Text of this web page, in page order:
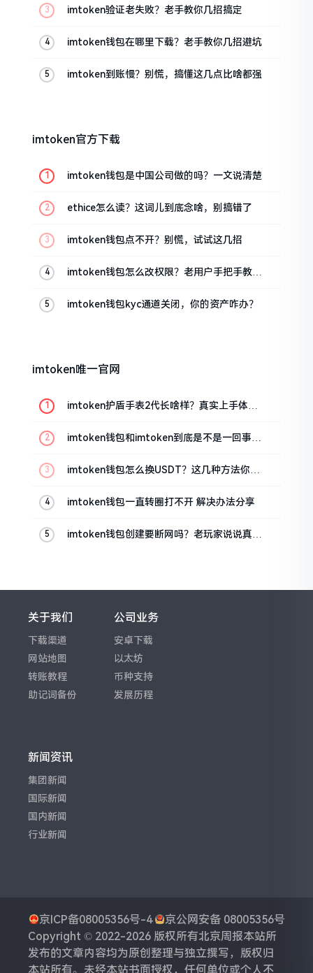
imtoken验证老失败？老手教你几招搞定
imtoken钱包在哪里下载？老手教你几招避坑
imtoken到账慢？别慌，搞懂这几点比啥都强
imtoken官方下载
imtoken钱包是中国公司做的吗？一文说清楚
ethice怎么读？这词儿到底念啥，别搞错了
imtoken钱包点不开？别慌，试试这几招
imtoken钱包怎么改权限？老用户手把手教你
imtoken钱包kyc通道关闭，你的资产咋办？
imtoken唯一官网
imtoken护盾手表2代长啥样？真实上手体验
imtoken钱包和imtoken到底是不是一回事？
imtoken钱包怎么换USDT？这几种方法你得
imtoken钱包一直转圈打不开 解决办法分享
imtoken钱包创建要断网吗？老玩家说说真实
关于我们
下载渠道
网站地图
转账教程
助记词备份
公司业务
安卓下载
以太坊
币种支持
发展历程
新闻资讯
集团新闻
国际新闻
国内新闻
行业新闻
京ICP备08005356号-4
京公网安备 08005356号
Copyright © 2022-2026 版权所有北京周报本站所
发布的文章内容均为原创整理与独立撰写，版权归
本站所有。未经本站书面授权，任何单位或个人不